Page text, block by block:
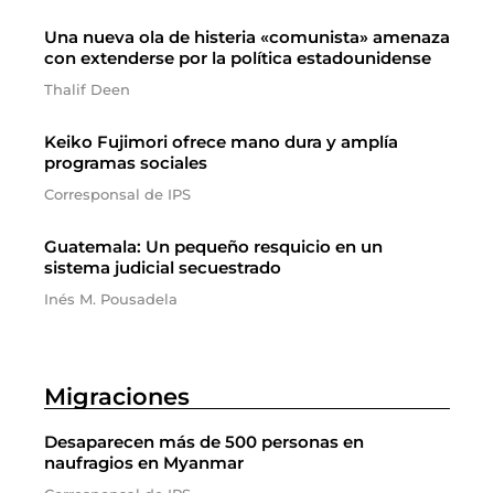
Una nueva ola de histeria «comunista» amenaza
con extenderse por la política estadounidense
Thalif Deen
Keiko Fujimori ofrece mano dura y amplía
programas sociales
Corresponsal de IPS
Guatemala: Un pequeño resquicio en un
sistema judicial secuestrado
Inés M. Pousadela
Migraciones
Desaparecen más de 500 personas en
naufragios en Myanmar